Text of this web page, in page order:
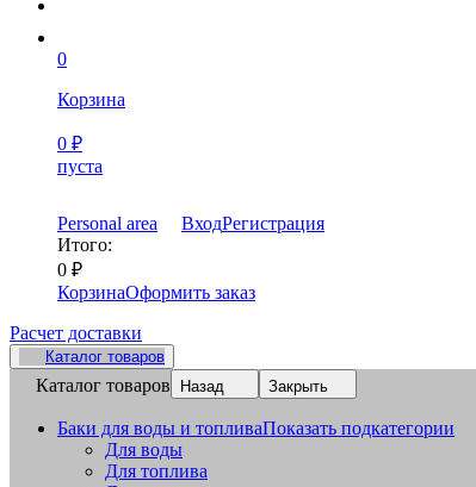
0
Корзина
0 ₽
пуста
Personal area ВходРегистрация
Итого:
0 ₽
КорзинаОформить заказ
Расчет доставки
Каталог товаров
Каталог товаров Назад Закрыть
Баки для воды и топливаПоказать подкатегории
Для воды
Для топлива